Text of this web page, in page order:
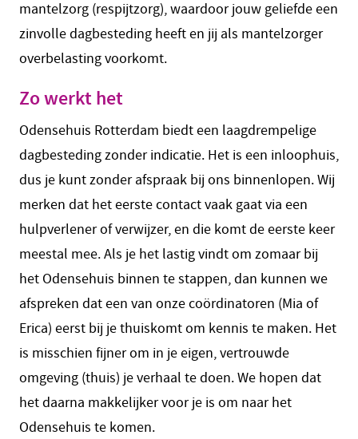
mantelzorg (respijtzorg), waardoor jouw geliefde een
zinvolle dagbesteding heeft en jij als mantelzorger
overbelasting voorkomt.
Zo werkt het
Odensehuis Rotterdam biedt een laagdrempelige
dagbesteding zonder indicatie. Het is een inloophuis,
dus je kunt zonder afspraak bij ons binnenlopen. Wij
merken dat het eerste contact vaak gaat via een
hulpverlener of verwijzer, en die komt de eerste keer
meestal mee. Als je het lastig vindt om zomaar bij
het Odensehuis binnen te stappen, dan kunnen we
afspreken dat een van onze coördinatoren (Mia of
Erica) eerst bij je thuiskomt om kennis te maken. Het
is misschien fijner om in je eigen, vertrouwde
omgeving (thuis) je verhaal te doen. We hopen dat
het daarna makkelijker voor je is om naar het
Odensehuis te komen.